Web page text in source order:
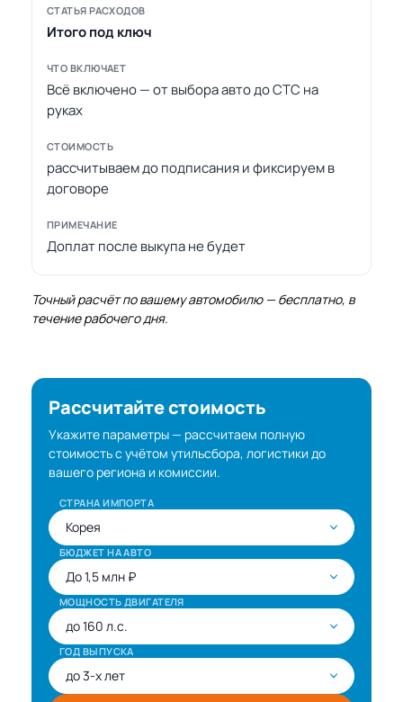
Итого под ключ
Всё включено — от выбора авто до СТС на
руках
рассчитываем до подписания и фиксируем в
договоре
Доплат после выкупа не будет
Точный расчёт по вашему автомобилю — бесплатно, в
течение рабочего дня.
Рассчитайте стоимость
Укажите параметры — рассчитаем полную
стоимость с учётом утильсбора, логистики до
вашего региона и комиссии.
СТРАНА ИМПОРТА
БЮДЖЕТ НА АВТО
МОЩНОСТЬ ДВИГАТЕЛЯ
ГОД ВЫПУСКА